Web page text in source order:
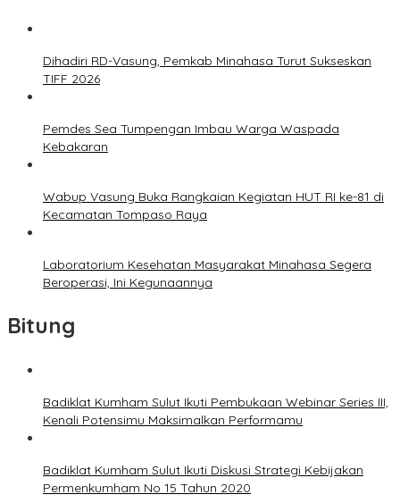
Dihadiri RD-Vasung, Pemkab Minahasa Turut Sukseskan
TIFF 2026
Pemdes Sea Tumpengan Imbau Warga Waspada
Kebakaran
Wabup Vasung Buka Rangkaian Kegiatan HUT RI ke-81 di
Kecamatan Tompaso Raya
Laboratorium Kesehatan Masyarakat Minahasa Segera
Beroperasi, Ini Kegunaannya
Bitung
Badiklat Kumham Sulut Ikuti Pembukaan Webinar Series III,
Kenali Potensimu Maksimalkan Performamu
Badiklat Kumham Sulut Ikuti Diskusi Strategi Kebijakan
Permenkumham No 15 Tahun 2020